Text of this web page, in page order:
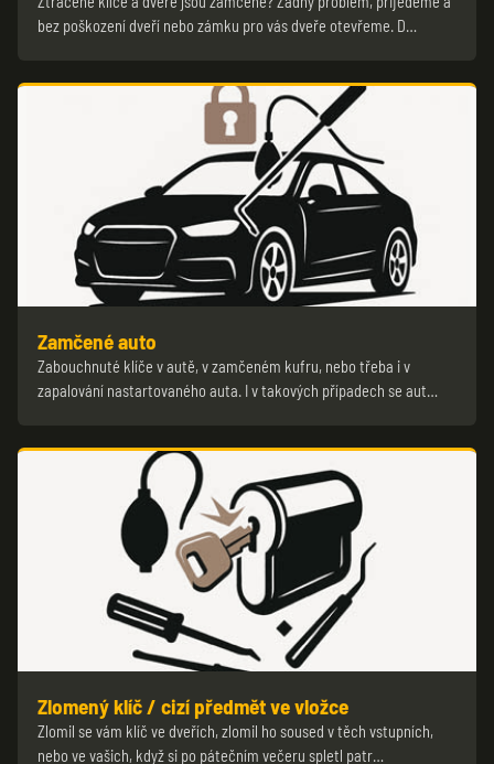
bez poškození dveří nebo zámku pro vás dveře otevřeme. D…
Zamčené auto
Zabouchnuté klíče v autě, v zamčeném kufru, nebo třeba i v
zapalování nastartovaného auta. I v takových případech se aut…
Zlomený klíč / cizí předmět ve vložce
Zlomil se vám klíč ve dveřích, zlomil ho soused v těch vstupních,
nebo ve vašich, když si po pátečním večeru spletl patr…